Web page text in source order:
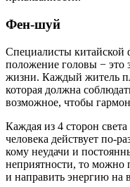
Фен-шуй
Специалисты китайской
положение головы − это
жизни. Каждый житель
которая должна
возможное, чтобы
Каждая из 4 сторон
человека действует по-
кому неудачи и
неприятности, то можно
и направить энергию на